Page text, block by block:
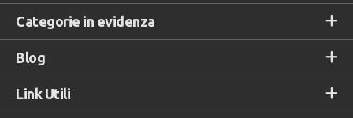
Categorie in evidenza
Blog
Link Utili